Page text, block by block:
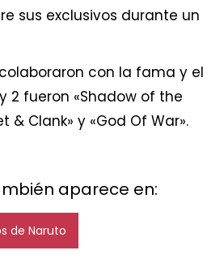
sus exclusivos durante un
con la fama y el
2 fueron «Shadow of the
& Clank» y «God Of War».
aparece en:
de Naruto